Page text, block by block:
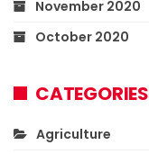
November 2020
October 2020
CATEGORIES
Agriculture